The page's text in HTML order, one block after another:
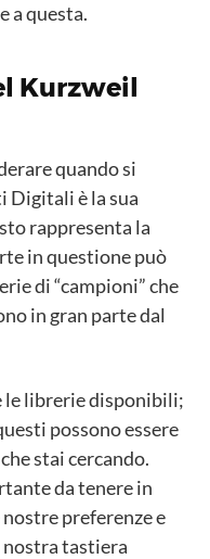
a questa.
Kurzweil
quando si
Digitali è la sua
rappresenta la
in questione può
di “campioni” che
in gran parte dal
le librerie disponibili;
possono essere
stai cercando.
da tenere in
preferenze e
nostra tastiera